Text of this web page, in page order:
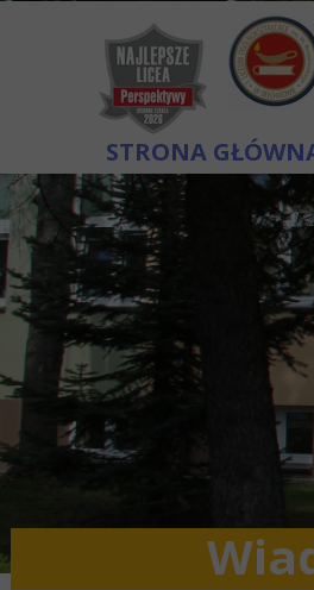
STRONA